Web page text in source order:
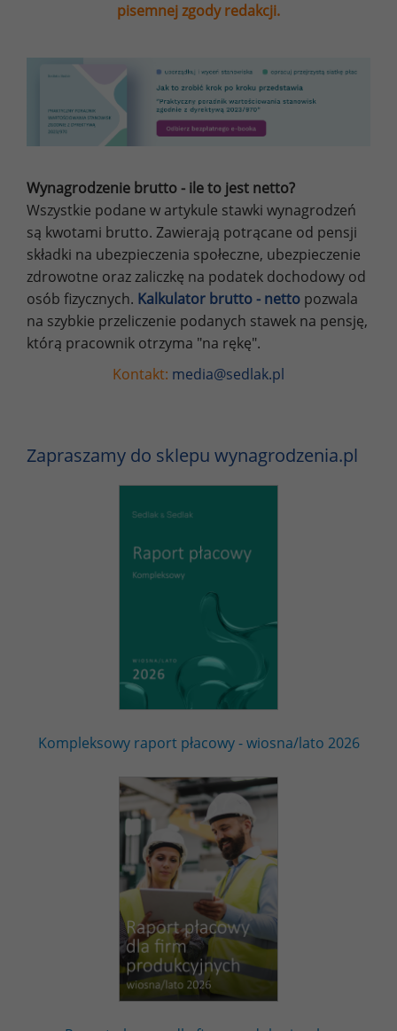
pisemnej zgody redakcji.
Wynagrodzenie brutto - ile to jest netto?
Wszystkie podane w artykule stawki wynagrodzeń
są kwotami brutto. Zawierają potrącane od pensji
składki na ubezpieczenia społeczne, ubezpieczenie
zdrowotne oraz zaliczkę na podatek dochodowy od
osób fizycznych. Kalkulator brutto - netto pozwala
na szybkie przeliczenie podanych stawek na pensję,
którą pracownik otrzyma "na rękę".
Kontakt: media@sedlak.pl
Zapraszamy do sklepu wynagrodzenia.pl
Kompleksowy raport płacowy - wiosna/lato 2026